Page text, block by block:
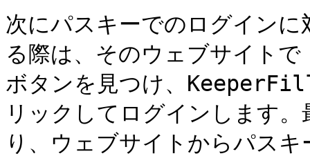
次にパスキーでのログイン
る際は、そのウェブサイト
ボタンを見つけ、
リックしてログインします
り、ウェブサイトからパス